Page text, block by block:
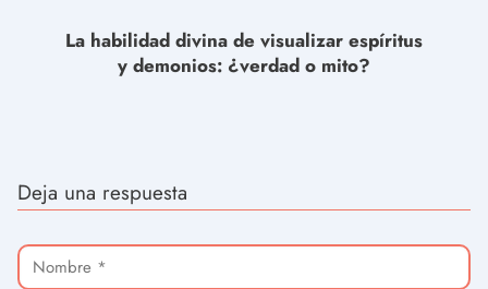
La habilidad divina de visualizar espíritus
y demonios: ¿verdad o mito?
Deja una respuesta